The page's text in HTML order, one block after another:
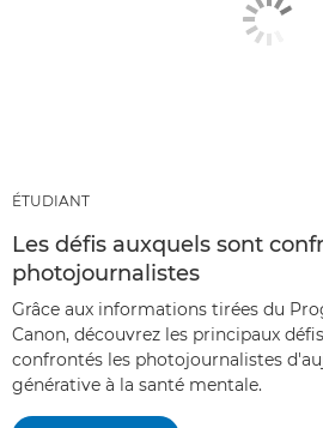
ÉTUDIANT
Les défis auxquels sont
photojournalistes
Grâce aux informations tirées du
Canon, découvrez les principaux
confrontés les photojournalistes
générative à la santé mentale.